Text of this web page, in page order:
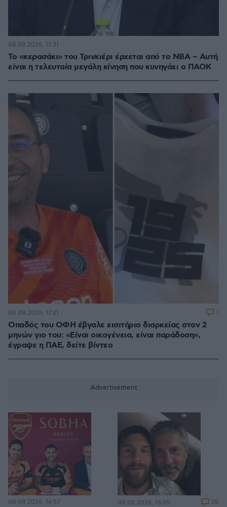
Το «κερασάκι» του Τρινκιέρι έρχεται από το NBA – Αυτή
είναι η τελευταία μεγάλη κίνηση που κυνηγάει ο ΠΑΟΚ
08.08.2026, 17:31
Οπαδός του ΟΦΗ έβγαλε εισιτήριο διαρκείας στον 2
μηνών γιο του: «Είναι οικογένεια, είναι παράδοση»,
έγραψε η ΠΑΕ, δείτε βίντεο
08.08.2026, 17:21 1
08.08.2026, 16:57 08.08.2026, 16:05 28